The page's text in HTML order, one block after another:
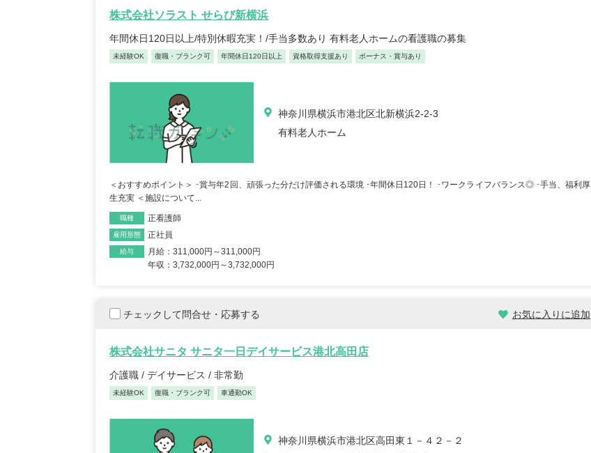
株式会社ソラスト せらび新横浜
年間休日120日以上/特別休暇充実！/手当多数あり 有料老人ホームの看護職の募集
未経験OK 復職・ブランク可 年間休日120日以上 資格取得支援あり ボーナス・賞与あり
神奈川県横浜市港北区北新横浜2-2-3
有料老人ホーム
＜おすすめポイント＞ ･賞与年2回、頑張った分だけ評価される環境 ･年間休日120日！ ･ワークライフバランス◎ ･手当、福利厚
生充実 ＜施設について...
職種 正看護師
雇用形態 正社員
給与
月給：311,000円～311,000円
年収：3,732,000円～3,732,000円
チェックして問合せ・応募する お気に入りに追加
株式会社サニタ サニタ一日デイサービス港北高田店
介護職 / デイサービス / 非常勤
未経験OK 復職・ブランク可 車通勤OK
神奈川県横浜市港北区高田東１－４２－２
2025/05/08
【キャリア】12年 正社員 認可保育園 【転職
先】認可保育園（正社員） 【転職の... もっと見
2025/11/04
認可保育園 【転職先】 認可保育...
2025/10/24